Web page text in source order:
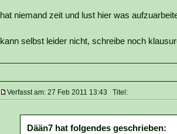
hat niemand zeit und lust hier was
kann selbst leider nicht, schreibe noch
Verfasst am: 27 Feb 2011 13:43 Titel:
Dään7 hat folgendes geschrieben: